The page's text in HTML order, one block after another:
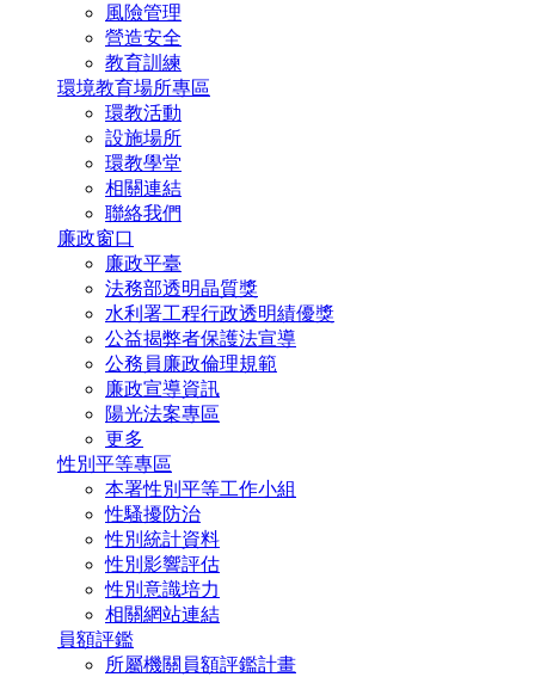
風險管理
營造安全
教育訓練
環境教育場所專區
環教活動
設施場所
環教學堂
相關連結
聯絡我們
廉政窗口
廉政平臺
法務部透明晶質獎
水利署工程行政透明績優獎
公益揭弊者保護法宣導
公務員廉政倫理規範
廉政宣導資訊
陽光法案專區
更多
性別平等專區
本署性別平等工作小組
性騷擾防治
性別統計資料
性別影響評估
性別意識培力
相關網站連結
員額評鑑
所屬機關員額評鑑計畫